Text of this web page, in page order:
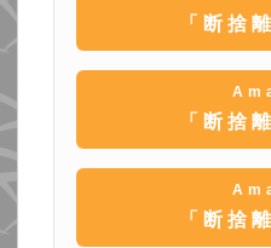
「断捨
「断捨
「断捨